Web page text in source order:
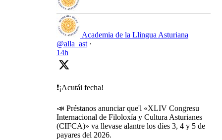
Academia de la Llingua Asturiana
@alla_ast ·
14h
❗️¡Acutái fecha!
📣 Préstanos anunciar que'l «XLIV Congresu
Internacional de Filoloxía y Cultura Asturianes
(CIFCA)» va llevase alantre los díes 3, 4 y 5 de
payares del 2026.